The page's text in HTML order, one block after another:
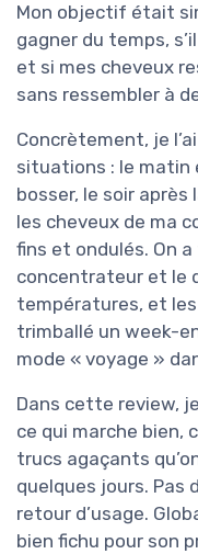
Mon objectif était
gagner du temps,
et si mes cheveux
sans ressembler à
Concrètement, je
situations : le matin
bosser, le soir
les cheveux de ma
fins et ondulés. On
concentrateur et le
températures, et les
trimballé un week-
mode « voyage »
Dans cette review,
ce qui marche bien,
trucs agaçants
quelques jours. Pas
retour d’usage.
bien fichu pour son